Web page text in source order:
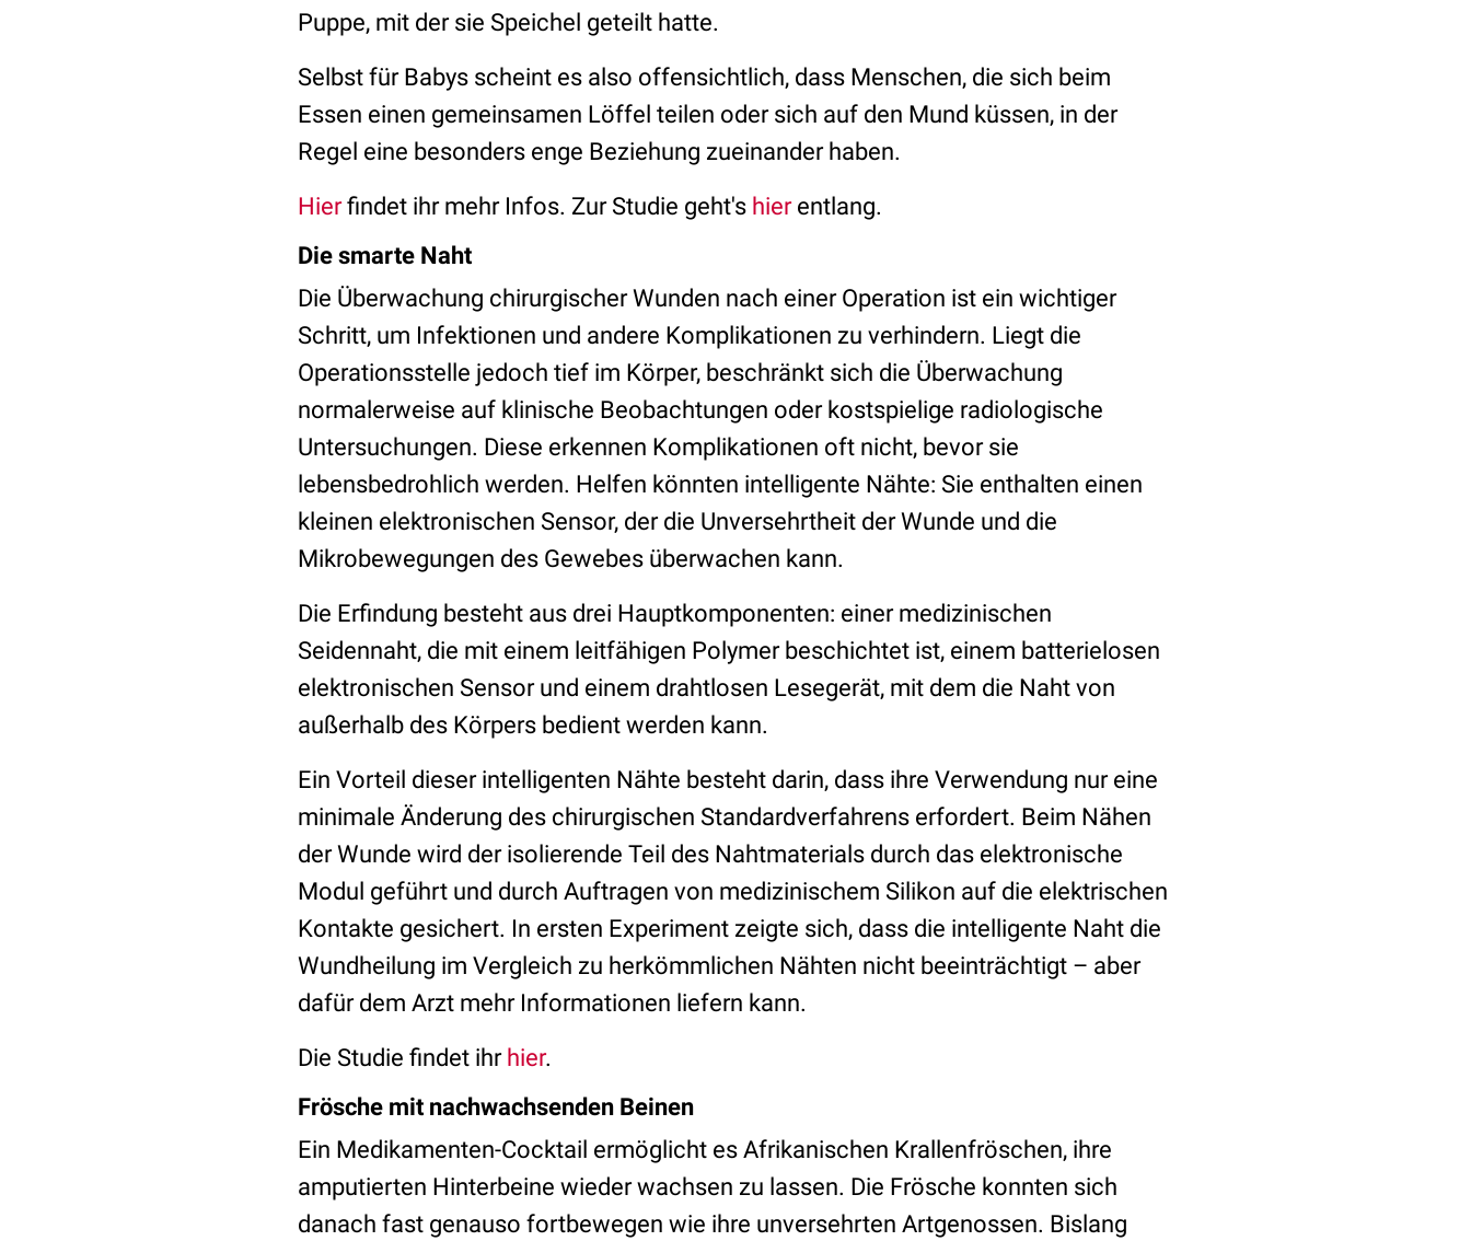
Puppe, mit der sie Speichel geteilt hatte.
Selbst für Babys scheint es also offensichtlich, dass Menschen, die sich beim
Essen einen gemeinsamen Löffel teilen oder sich auf den Mund küssen, in der
Regel eine besonders enge Beziehung zueinander haben.
Hierfindet ihr mehr Infos. Zur Studie geht's hierentlang.
Die smarte Naht
Die Überwachung chirurgischer Wunden nach einer Operation ist ein wichtiger
Schritt, um Infektionen und andere Komplikationen zu verhindern. Liegt die
Operationsstelle jedoch tief im Körper, beschränkt sich die Überwachung
normalerweise auf klinische Beobachtungen oder kostspielige radiologische
Untersuchungen. Diese erkennen Komplikationen oft nicht, bevor sie
lebensbedrohlich werden. Helfen könnten intelligente Nähte: Sie enthalten einen
kleinen elektronischen Sensor, der die Unversehrtheit der Wunde und die
Mikrobewegungen des Gewebes überwachen kann.
Die Erfindung besteht aus drei Hauptkomponenten: einer medizinischen
Seidennaht, die mit einem leitfähigen Polymer beschichtet ist, einem batterielosen
elektronischen Sensor und einem drahtlosen Lesegerät, mit dem die Naht von
außerhalb des Körpers bedient werden kann.
Ein Vorteil dieser intelligenten Nähte besteht darin, dass ihre Verwendung nur eine
minimale Änderung des chirurgischen Standardverfahrens erfordert. Beim Nähen
der Wunde wird der isolierende Teil des Nahtmaterials durch das elektronische
Modul geführt und durch Auftragen von medizinischem Silikon auf die elektrischen
Kontakte gesichert. In ersten Experiment zeigte sich, dass die intelligente Naht die
Wundheilung im Vergleich zu herkömmlichen Nähten nicht beeinträchtigt – aber
dafür dem Arzt mehr Informationen liefern kann.
Die Studie findet ihr hier.
Frösche mit nachwachsenden Beinen
Ein Medikamenten-Cocktail ermöglicht es Afrikanischen Krallenfröschen, ihre
amputierten Hinterbeine wieder wachsen zu lassen. Die Frösche konnten sich
danach fast genauso fortbewegen wie ihre unversehrten Artgenossen. Bislang